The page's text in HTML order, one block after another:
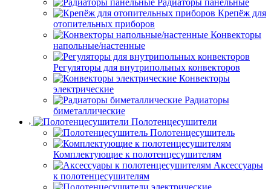
Радиаторы панельные
Крепёж для
отопительных приборов
Конвекторы
напольные/настенные
Регуляторы для внутрипольных конвекторов
Конвекторы
электрические
Радиаторы
биметаллические
Полотенцесушители
Полотенцесушитель
Комплектующие к полотенцесушителям
Аксессуары
к полотенцесушителям